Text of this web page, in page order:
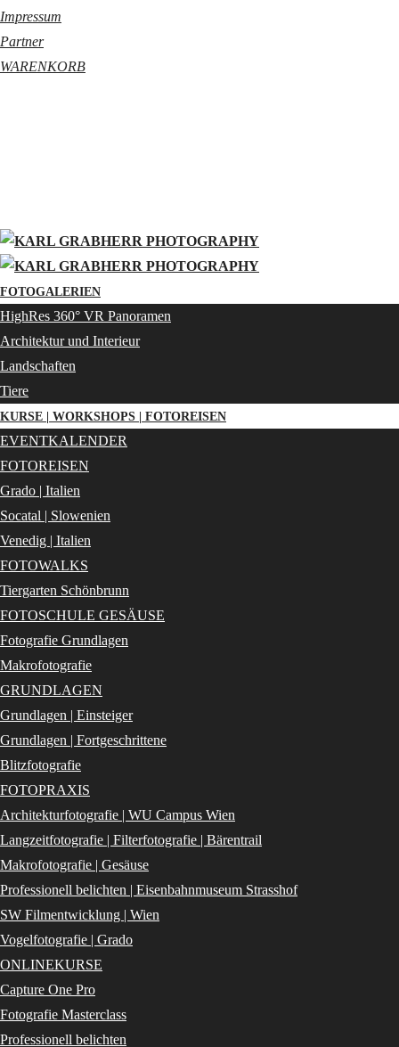
Impressum
Partner
WARENKORB
FOTOGALERIEN
HighRes 360° VR Panoramen
Architektur und Interieur
Landschaften
Tiere
KURSE | WORKSHOPS | FOTOREISEN
EVENTKALENDER
FOTOREISEN
Grado | Italien
Socatal | Slowenien
Venedig | Italien
FOTOWALKS
Tiergarten Schönbrunn
FOTOSCHULE GESÄUSE
Fotografie Grundlagen
Makrofotografie
GRUNDLAGEN
Grundlagen | Einsteiger
Grundlagen | Fortgeschrittene
Blitzfotografie
FOTOPRAXIS
Architekturfotografie | WU Campus Wien
Langzeitfotografie | Filterfotografie | Bärentrail
Makrofotografie | Gesäuse
Professionell belichten | Eisenbahnmuseum Strasshof
SW Filmentwicklung | Wien
Vogelfotografie | Grado
ONLINEKURSE
Capture One Pro
Fotografie Masterclass
Professionell belichten